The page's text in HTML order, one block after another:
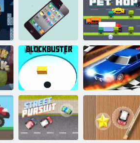
Dauzīt tālruni Lolojumdzīvnieks
BlokiBuster
Vilkšanas
sacīkstes 3d